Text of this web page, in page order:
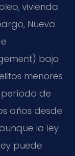
vivienda
Nueva
bajo
menores
de
años desde
la ley
puede